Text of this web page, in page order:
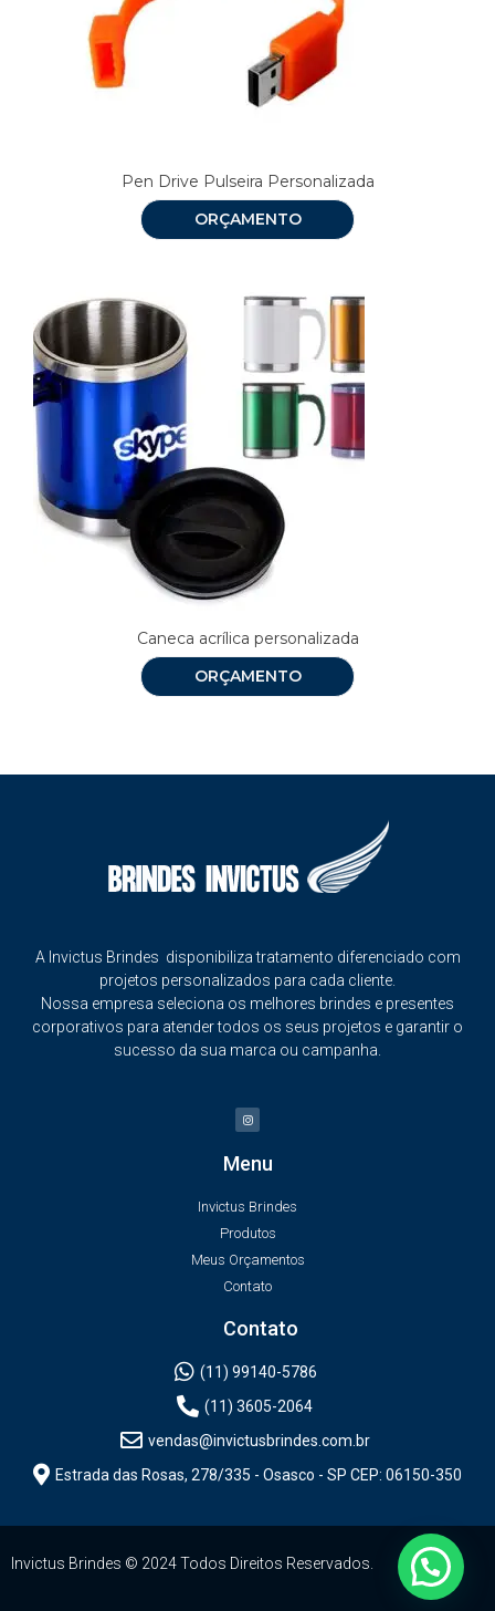
Pen Drive Pulseira Personalizada
ORÇAMENTO
Caneca acrílica personalizada
ORÇAMENTO
A Invictus Brindes disponibiliza tratamento diferenciado com
projetos personalizados para cada cliente.
Nossa empresa seleciona os melhores brindes e presentes
corporativos para atender todos os seus projetos e garantir o
sucesso da sua marca ou campanha.
Menu
Invictus Brindes
Produtos
Meus Orçamentos
Contato
Contato
(11) 99140-5786
(11) 3605-2064
vendas@invictusbrindes.com.br
Estrada das Rosas, 278/335 - Osasco - SP CEP: 06150-350
Invictus Brindes © 2024 Todos Direitos Reservados.